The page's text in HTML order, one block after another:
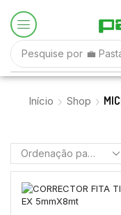
Pesquise por 💼
Início Shop